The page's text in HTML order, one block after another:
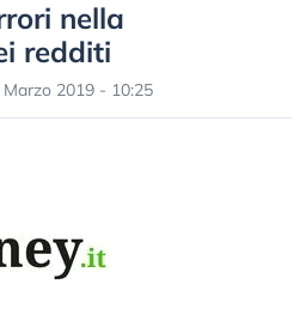
nella
redditi
Marzo 2019 - 10:25